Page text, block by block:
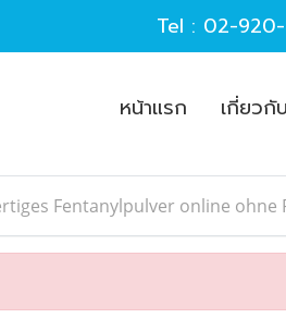
Tel : 02-
หน้าแรก เกี่ยวกั
Fentanylpulver online ohne